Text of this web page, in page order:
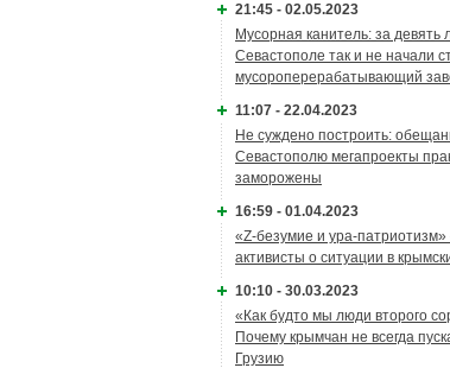
21:45 - 02.05.2023
Мусорная канитель: за девять
Севастополе так и не начали
мусороперерабатывающий
11:07 - 22.04.2023
Не суждено построить:
Севастополю мегапроекты
заморожены
16:59 - 01.04.2023
«Z-безумие и ура-патриотизм»
активисты о ситуации в
10:10 - 30.03.2023
«Как будто мы люди второго
Почему крымчан не всегда
Грузию